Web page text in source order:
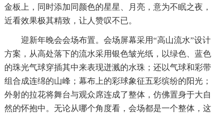
金板上，同时添加同颜色的星星、月亮，意为不眠之夜，
近看效果极其精致，让人赞叹不已。
迎新年晚会会场布置。会场屏幕采用“高山流水”设计
方案，从高处落下的流水采用银色皱光纸，以绿色、蓝色
的珠光气球穿插其中来表现迸溅的水珠；还以气球和彩带
组合成连绵的山峰；幕布上的彩球象征五彩缤纷的阳光；
外射的拉花将舞台与观众席连成了整体，仿佛置身于大自
然的怀抱中。无论从哪个角度看，会场都是一个整体，这